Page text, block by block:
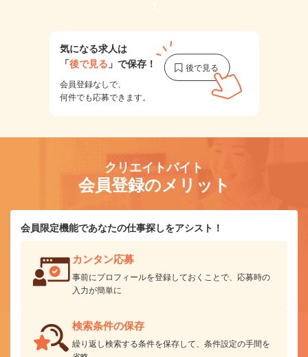
1
気になる求人は
「後で見る 」で保存！
会員登録なしで、
何件でも応募できます。
クリエイトバイト
会員登録のメリット
会員限定機能であなたの仕事探しをアシスト！
カンタン応募
事前にプロフィールを登録しておくことで、応募時の
入力が簡単に
検索条件の保存
繰り返し検索する条件を保存して、条件設定の手間を